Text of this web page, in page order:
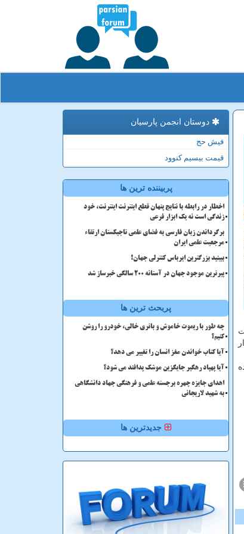
دوستان انجمن پارسیان
فیش حج
قیمت بیسیم کنوود
پربیننده ترین ها
اخطار در رابطه با نتایج پنهان قطع اینترنت اینترنت، خود
زندگی است نه یک ابزار فرعی
برگرداندن زبان فارسی به فضای علمی تاجیکستان ارتقاء
مرجعیت علمی ایران
ببینید بزرگترین ایرباس کنترلی جهان!
پیرترین موجود جهان در آستانه ۲۰۰ سالگی خبرساز شد
پربحث ترین ها
چه طور با ریموت خاموش و باتری خالی، خودرو را روشن
کنیم؟
آیا کتاب خواندن مغز انسان را تغییر می دهد؟
آیا پهپاد رهگیر جایگزین موشک پدافند می شود؟
اهدای جایزه چهره برجسته علمی و فرهنگی جهاد دانشگاهی
به شهید لاریجانی
جدیدترین ها